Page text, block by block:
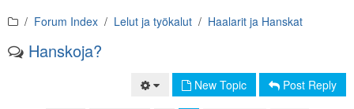
Forum Index Lelut ja työkalut Haalarit ja Hanskat
Hanskoja?
New Topic Post Reply